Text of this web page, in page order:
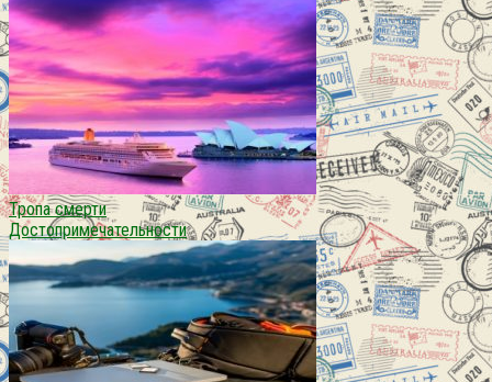
Тропа смерти
Достопримечательности